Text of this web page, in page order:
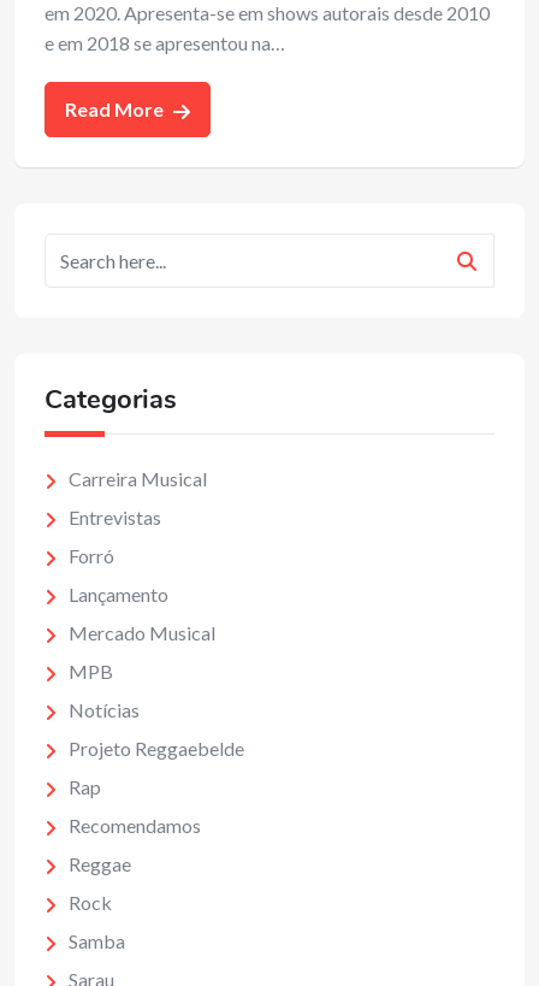
em 2020. Apresenta-se em shows autorais desde 2010
e em 2018 se apresentou na…
Read More
Categorias
Carreira Musical
Entrevistas
Forró
Lançamento
Mercado Musical
MPB
Notícias
Projeto Reggaebelde
Rap
Recomendamos
Reggae
Rock
Samba
Sarau